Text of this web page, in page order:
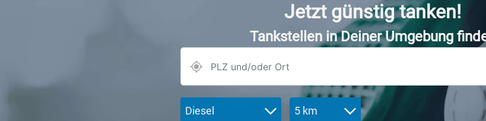
Jetzt günstig tanken!
Tankstellen in Deiner Umgebung
Diesel 5 km